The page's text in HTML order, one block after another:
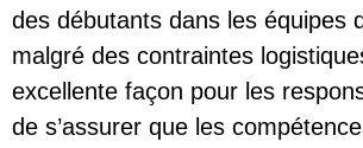
des débutants dans les équipes
malgré des contraintes
excellente façon pour les
de s’assurer que les